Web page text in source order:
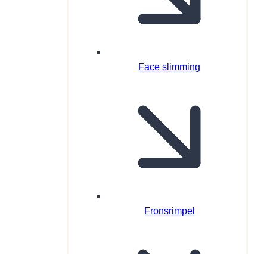
Face slimming
Fronsrimpel